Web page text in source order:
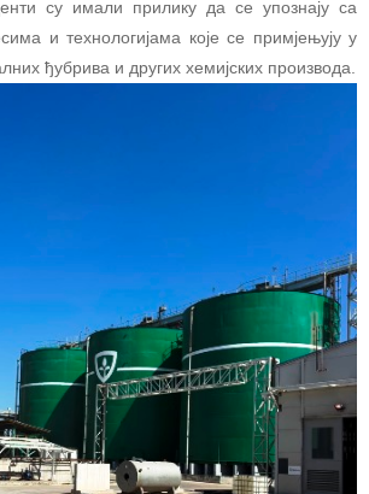
су имали прилику да се упознају са
и технологијама које се примјењују у
ђубрива и других хемијских производа.